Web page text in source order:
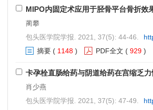
MIPO内固定术应用于胫骨平台骨折效
蔺攀
包头医学院学报. 2021, 37(5): 44-46.
摘要 ( 1148 ) PDF全文 ( 929 )
卡孕栓直肠给药与阴道给药在宫缩乏
肖少燕
包头医学院学报. 2021, 37(5): 47-49.